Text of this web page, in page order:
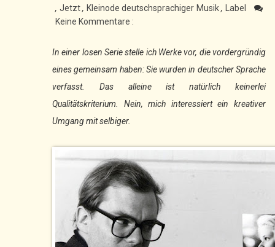
, Jetzt, Kleinode deutschsprachiger Musik,
Label
Keine Kommentare :
In einer losen Serie stelle ich Werke vor, die vordergründig
eines gemeinsam haben: Sie wurden in deutscher Sprache
verfasst. Das alleine ist natürlich keinerlei
Qualitätskriterium. Nein, mich interessiert ein kreativer
Umgang mit selbiger.